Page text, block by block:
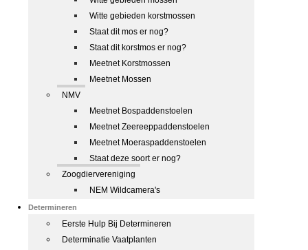
Witte gebieden korstmossen
Staat dit mos er nog?
Staat dit korstmos er nog?
Meetnet Korstmossen
Meetnet Mossen
NMV
Meetnet Bospaddenstoelen
Meetnet Zeereeppaddenstoelen
Meetnet Moeraspaddenstoelen
Staat deze soort er nog?
Zoogdiervereniging
NEM Wildcamera's
Determineren
Eerste Hulp Bij Determineren
Determinatie Vaatplanten